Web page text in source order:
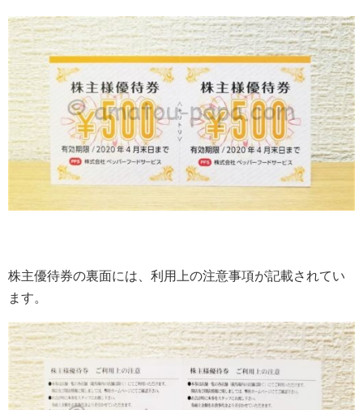
株主優待券の裏面には、利用上の注意事項が記載されてい
ます。